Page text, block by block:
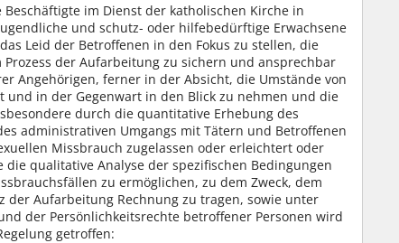
im Dienst der katholischen Kirche in
und schutz- oder hilfebedürftige Erwachsene
Leid der Betroffenen in den Fokus zu stellen, die
der Aufarbeitung zu sichern und ansprechbar
Angehörigen, ferner in der Absicht, die Umstände von
und in der Gegenwart in den Blick zu nehmen und die
durch die quantitative Erhebung des
administrativen Umgangs mit Tätern und Betroffenen
Missbrauch zugelassen oder erleichtert oder
qualitative Analyse der spezifischen Bedingungen
zu ermöglichen, zu dem Zweck, dem
der Aufarbeitung Rechnung zu tragen, sowie unter
der Persönlichkeitsrechte betroffener Personen wird
getroffen: